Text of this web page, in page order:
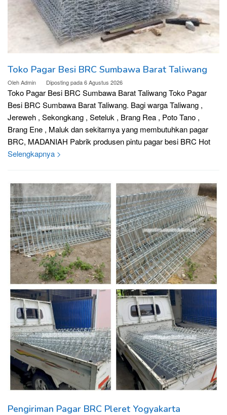
Toko Pagar Besi BRC Sumbawa Barat Taliwang
OlehAdmin Diposting pada6 Agustus 2026
Toko Pagar Besi BRC Sumbawa Barat Taliwang Toko Pagar
Besi BRC Sumbawa Barat Taliwang. Bagi warga Taliwang ,
Jereweh , Sekongkang , Seteluk , Brang Rea , Poto Tano ,
Brang Ene , Maluk dan sekitarnya yang membutuhkan pagar
BRC, MADANIAH Pabrik produsen pintu pagar besi BRC Hot
Selengkapnya >
Pengiriman Pagar BRC Pleret Yogyakarta